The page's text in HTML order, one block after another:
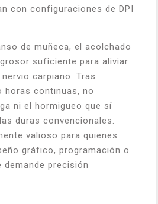
con configuraciones de DPI
de muñeca, el acolchado
suficiente para aliviar
carpiano. Tras
horas continuas, no
ni el hormigueo que sí
duras convencionales.
valioso para quienes
gráfico, programación o
demande precisión